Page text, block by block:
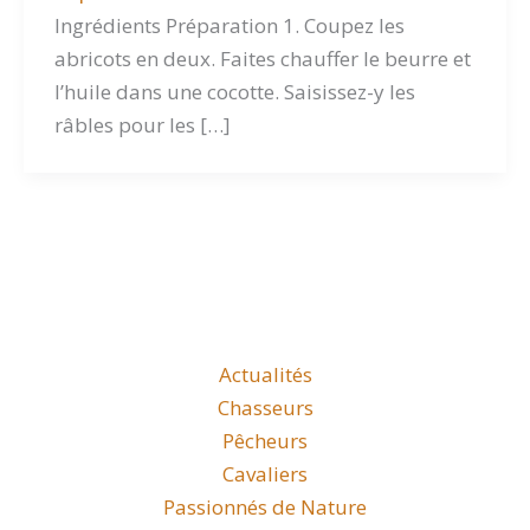
Ingrédients Préparation 1. Coupez les
abricots en deux. Faites chauffer le beurre et
l’huile dans une cocotte. Saisissez-y les
râbles pour les […]
Actualités
Chasseurs
Pêcheurs
Cavaliers
Passionnés de Nature